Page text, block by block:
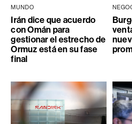
MUNDO
Irán dice que acuerdo
con Omán para
gestionar el estrecho de
Ormuz está en su fase
final